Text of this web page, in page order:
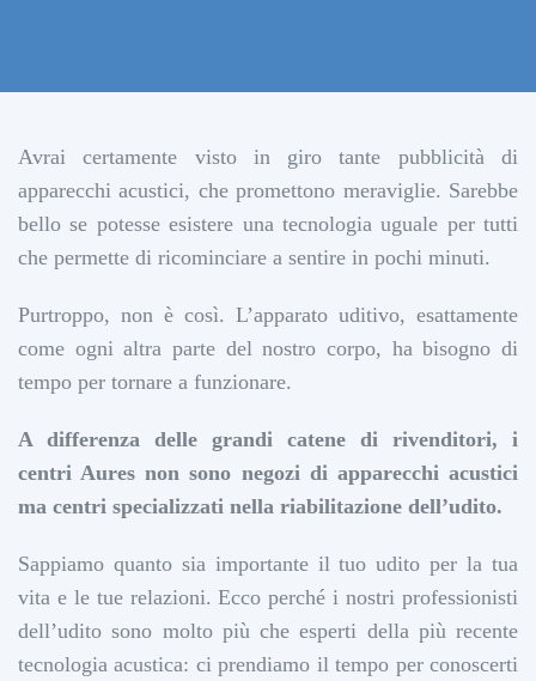
Avrai certamente visto in giro tante pubblicità di
apparecchi acustici, che promettono meraviglie. Sarebbe
bello se potesse esistere una tecnologia uguale per tutti
che permette di ricominciare a sentire in pochi minuti.
Purtroppo, non è così. L’apparato uditivo, esattamente
come ogni altra parte del nostro corpo, ha bisogno di
tempo per tornare a funzionare.
A differenza delle grandi catene di rivenditori, i
centri Aures non sono negozi di apparecchi acustici
ma centri specializzati nella riabilitazione dell’udito.
Sappiamo quanto sia importante il tuo udito per la tua
vita e le tue relazioni. Ecco perché i nostri professionisti
dell’udito sono molto più che esperti della più recente
tecnologia acustica: ci prendiamo il tempo per conoscerti